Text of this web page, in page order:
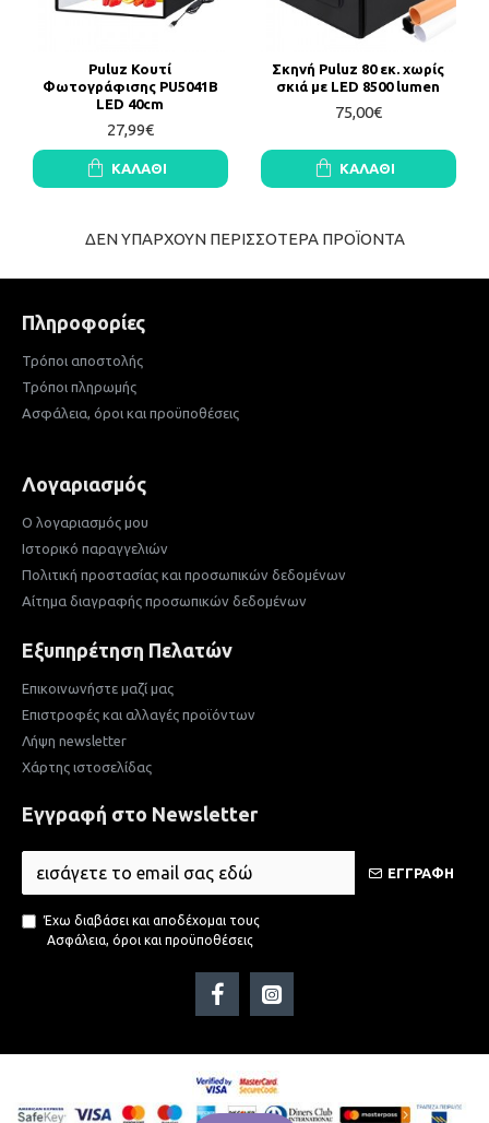
Puluz Κουτί
Φωτογράφισης PU5041B
LED 40cm
27,99€
ΚΑΛΆΘΙ
Σκηνή Puluz 80 εκ. χωρίς
σκιά με LED 8500 lumen
75,00€
ΚΑΛΆΘΙ
ΔΕΝ ΥΠΑΡΧΟΥΝ ΠΕΡΙΣΣΟΤΕΡΑ ΠΡΟΪΟΝΤΑ
Πληροφορίες
Τρόποι αποστολής
Τρόποι πληρωμής
Ασφάλεια, όροι και προϋποθέσεις
Λογαριασμός
Ο λογαριασμός μου
Ιστορικό παραγγελιών
Πολιτική προστασίας και προσωπικών δεδομένων
Αίτημα διαγραφής προσωπικών δεδομένων
Εξυπηρέτηση Πελατών
Επικοινωνήστε μαζί μας
Επιστροφές και αλλαγές προϊόντων
Λήψη newsletter
Χάρτης ιστοσελίδας
Εγγραφή στο Newsletter
ΕΓΓΡΑΦΗ
Έχω διαβάσει και αποδέχομαι τους
Ασφάλεια, όροι και προϋποθέσεις